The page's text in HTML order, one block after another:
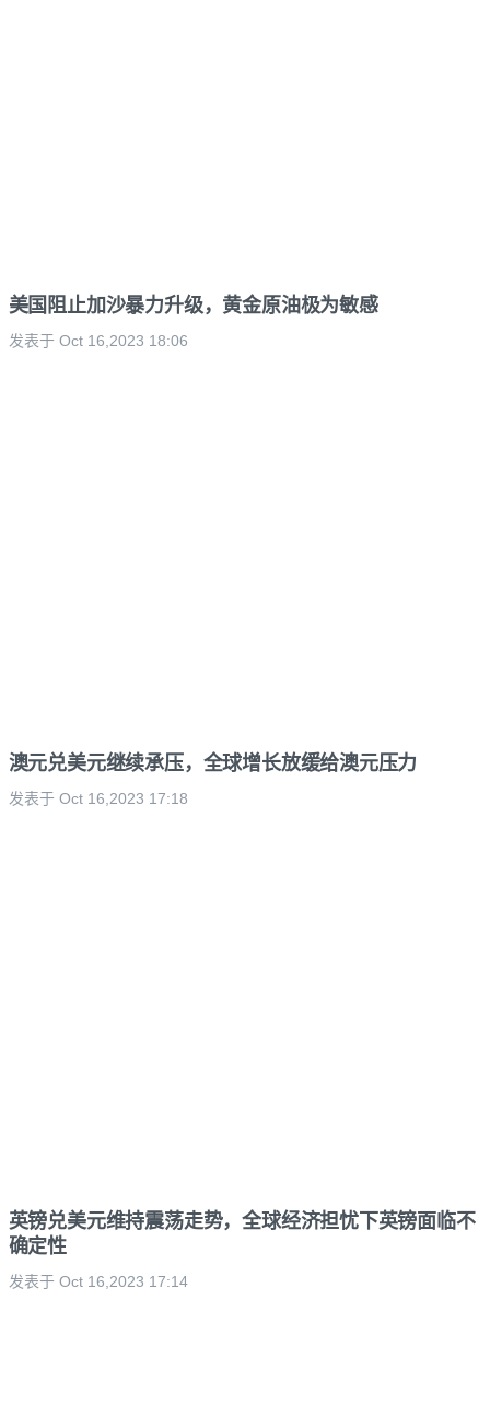
美国阻止加沙暴力升级，黄金原油极为敏感
发表于 Oct 16,2023 18:06
澳元兑美元继续承压，全球增长放缓给澳元压力
发表于 Oct 16,2023 17:18
英镑兑美元维持震荡走势，全球经济担忧下英镑面临不
确定性
发表于 Oct 16,2023 17:14